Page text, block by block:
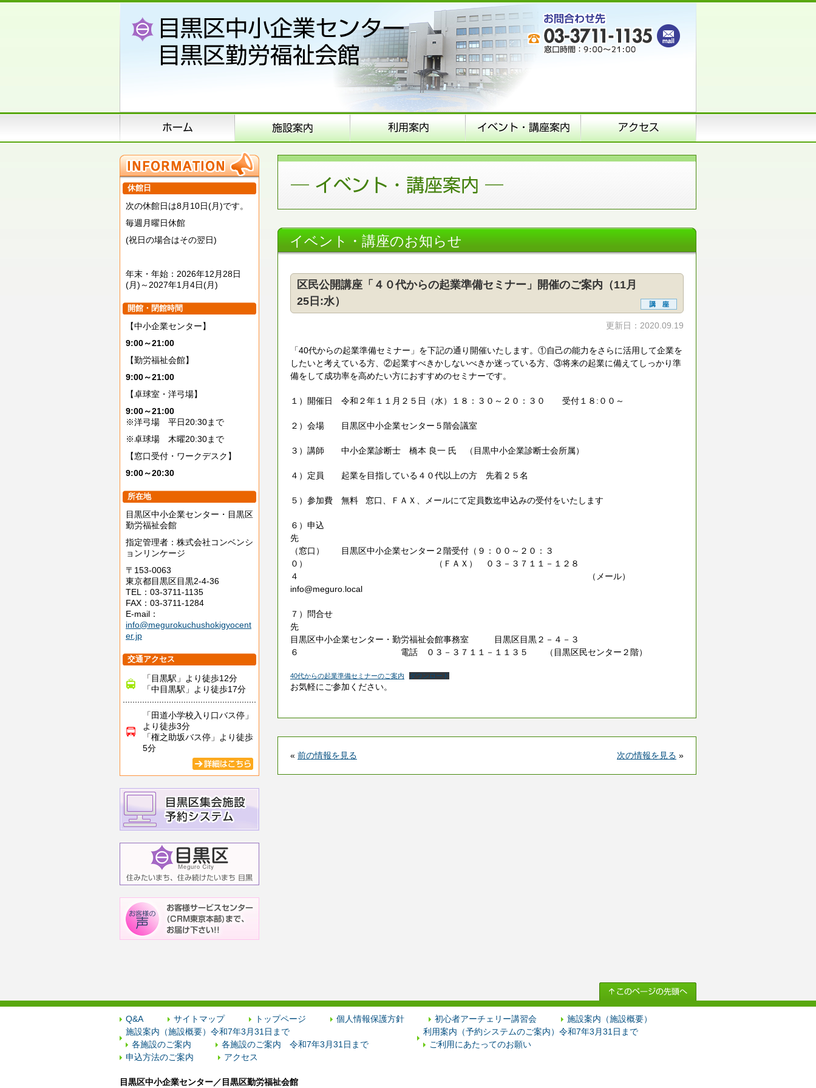
休館日
次の休館日は8月10日(月)です。
毎週月曜日休館
(祝日の場合はその翌日)
年末・年始：2026年12月28日
(月)～2027年1月4日(月)
開館・閉館時間
【中小企業センター】
9:00～21:00
【勤労福祉会館】
9:00～21:00
【卓球室・洋弓場】
9:00～21:00
※洋弓場 平日20:30まで
※卓球場 木曜20:30まで
【窓口受付・ワークデスク】
9:00～20:30
所在地
目黒区中小企業センター・目黒区
勤労福祉会館
指定管理者：株式会社コンベンシ
ョンリンケージ
〒153-0063
東京都目黒区目黒2-4-36
TEL：03-3711-1135
FAX：03-3711-1284
E-mail：
info@megurokuchushokigyocent
er.jp
交通アクセス
「目黒駅」より徒歩12分
「中目黒駅」より徒歩17分
「田道小学校入り口バス停」
より徒歩3分
「権之助坂バス停」より徒歩
5分
イベント・講座のお知らせ
区民公開講座「４０代からの起業準備セミナー」開催のご案内（11月
25日:水）
更新日：2020.09.19
「40代からの起業準備セミナー」を下記の通り開催いたします。①自己の能力をさらに活用して企業を
したいと考えている方、②起業すべきかしないべきか迷っている方、③将来の起業に備えてしっかり準
備をして成功率を高めたい方におすすめのセミナーです。
１）開催日 令和２年１１月２５日（水）１８：３０～２０：３０ 受付１８:００～
２）会場 目黒区中小企業センター５階会議室
３）講師 中小企業診断士 橋本 良一 氏 （目黒中小企業診断士会所属）
４）定員 起業を目指している４０代以上の方 先着２５名
５）参加費 無料 窓口、ＦＡＸ、メールにて定員数迄申込みの受付をいたします
６）申込
先
（窓口） 目黒区中小企業センター２階受付（９：００～２０：３
０） （ＦＡＸ） ０３－３７１１－１２８
４ （メール）
info@meguro.local
７）問合せ
先
目黒区中小企業センター・勤労福祉会館事務室 目黒区目黒２－４－３
６ 電話 ０３－３７１１－１１３５ （目黒区民センター２階）
40代からの起業準備セミナーのご案内 ダウンロード
お気軽にご参加ください。
« 前の情報を見る 次の情報を見る »
Q&A サイトマップ トップページ 個人情報保護方針 初心者アーチェリー講習会
施設案内（施設概要）
施設案内（施設概要）令和7年3月31日まで
各施設のご案内
各施設のご案内 令和7年3月31日まで
利用案内（予約システムのご案内）令和7年3月31日まで
ご利用にあたってのお願い
申込方法のご案内
アクセス
目黒区中小企業センター／目黒区勤労福祉会館